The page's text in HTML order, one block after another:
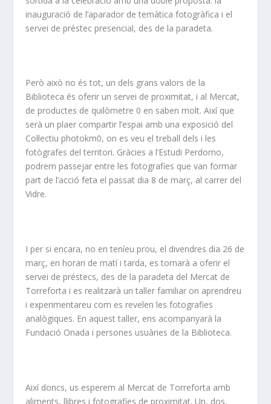
inauguració de l’aparador de temàtica fotogràfica i el
servei de préstec presencial, des de la paradeta.
Però això no és tot, un dels grans valors de la
Biblioteca és oferir un servei de proximitat, i al Mercat,
de productes de quilòmetre 0 en saben molt. Així que
serà un plaer compartir l’espai amb una exposició del
Col·lectiu photokm0, on es veu el treball dels i les
fotògrafes del territori. Gràcies a l’Estudi Perdomo,
podrem passejar entre les fotografies que van formar
part de l’acció feta el passat dia 8 de març, al carrer del
Vidre.
I per si encara, no en teníeu prou, el divendres dia 26 de
març, en horari de matí i tarda, es tornarà a oferir el
servei de préstecs, des de la paradeta del Mercat de
Torreforta i es realitzarà un taller familiar on aprendreu
i experimentareu com es revelen les fotografies
analògiques. En aquest taller, ens acompanyarà la
Fundació Onada i persones usuàries de la Biblioteca.
Així doncs, us esperem al Mercat de Torreforta amb
aliments, llibres i fotografies de proximitat. Un, dos,